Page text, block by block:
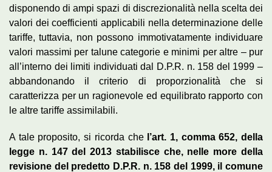
disponendo di ampi spazi di discrezionalità nella scelta dei
valori dei coefficienti applicabili nella determinazione delle
tariffe, tuttavia, non possono immotivatamente individuare
valori massimi per talune categorie e minimi per altre – pur
all’interno dei limiti individuati dal D.P.R. n. 158 del 1999 –
abbandonando il criterio di proporzionalità che si
caratterizza per un ragionevole ed equilibrato rapporto con
le altre tariffe assimilabili.
A tale proposito, si ricorda che l’art. 1, comma 652, della
legge n. 147 del 2013 stabilisce che, nelle more della
revisione del predetto D.P.R. n. 158 del 1999, il comune